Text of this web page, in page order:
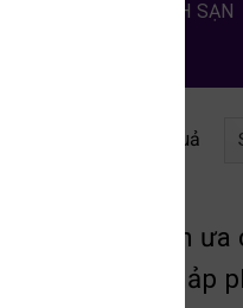
PHÒNG NGỦ KHÁCH SẠN
thị 1–16 của 23 kết quả
nhiều gia đình
một giải phảp